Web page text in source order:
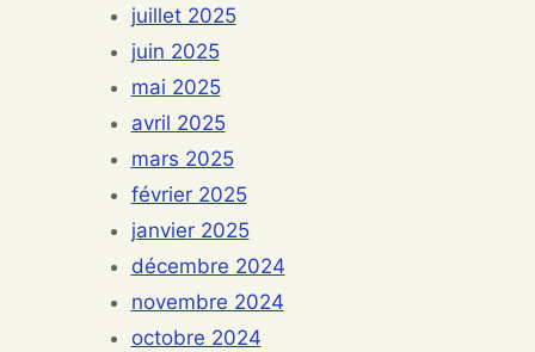
juillet 2025
juin 2025
mai 2025
avril 2025
mars 2025
février 2025
janvier 2025
décembre 2024
novembre 2024
octobre 2024